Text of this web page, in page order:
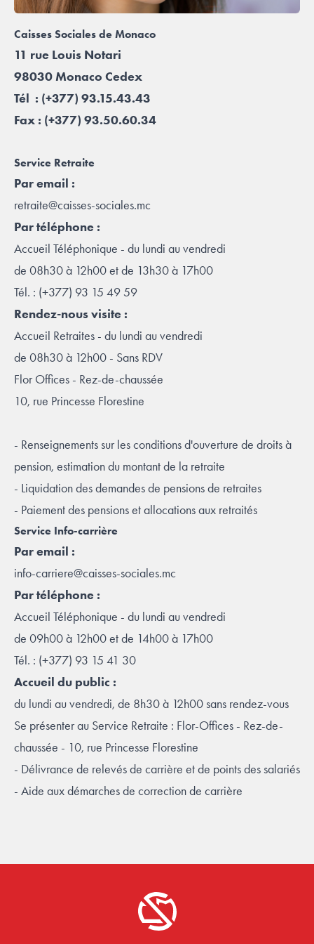
Caisses Sociales de Monaco
11 rue Louis Notari
98030 Monaco Cedex
Tél : (+377) 93.15.43.43
Fax : (+377) 93.50.60.34
Service Retraite
Par email :
retraite@caisses-sociales.mc
Par téléphone :
Accueil Téléphonique - du lundi au vendredi
de 08h30 à 12h00 et de 13h30 à 17h00
Tél. : (+377) 93 15 49 59
Rendez-nous visite :
Accueil Retraites - du lundi au vendredi
de 08h30 à 12h00 - Sans RDV
Flor Offices - Rez-de-chaussée
10, rue Princesse Florestine
- Renseignements sur les conditions d'ouverture de droits à
pension, estimation du montant de la retraite
- Liquidation des demandes de pensions de retraites
- Paiement des pensions et allocations aux retraités
Service Info-carrière
Par email :
info-carriere@caisses-sociales.mc
Par téléphone :
Accueil Téléphonique - du lundi au vendredi
de 09h00 à 12h00 et de 14h00 à 17h00
Tél. : (+377) 93 15 41 30
Accueil du public :
du lundi au vendredi, de 8h30 à 12h00 sans rendez-vous
Se présenter au Service Retraite : Flor-Offices - Rez-de-
chaussée - 10, rue Princesse Florestine
- Délivrance de relevés de carrière et de points des salariés
- Aide aux démarches de correction de carrière
La retraite à monaco